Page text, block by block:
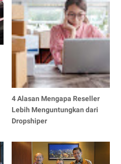
4 Alasan Mengapa Reseller
Lebih Menguntungkan dari
Dropshiper